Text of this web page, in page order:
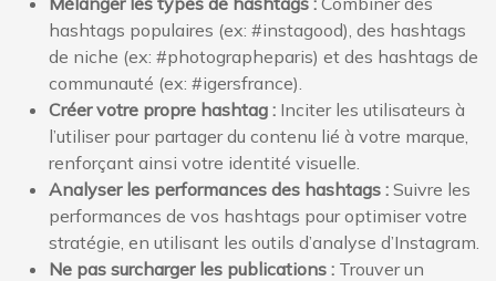
hashtags populaires (ex: #instagood), des hashtags
de niche (ex: #photographeparis) et des hashtags de
communauté (ex: #igersfrance).
Créer votre propre hashtag : Inciter les utilisateurs à
l’utiliser pour partager du contenu lié à votre marque,
renforçant ainsi votre identité visuelle.
Analyser les performances des hashtags : Suivre les
performances de vos hashtags pour optimiser votre
stratégie, en utilisant les outils d’analyse d’Instagram.
Ne pas surcharger les publications : Trouver un